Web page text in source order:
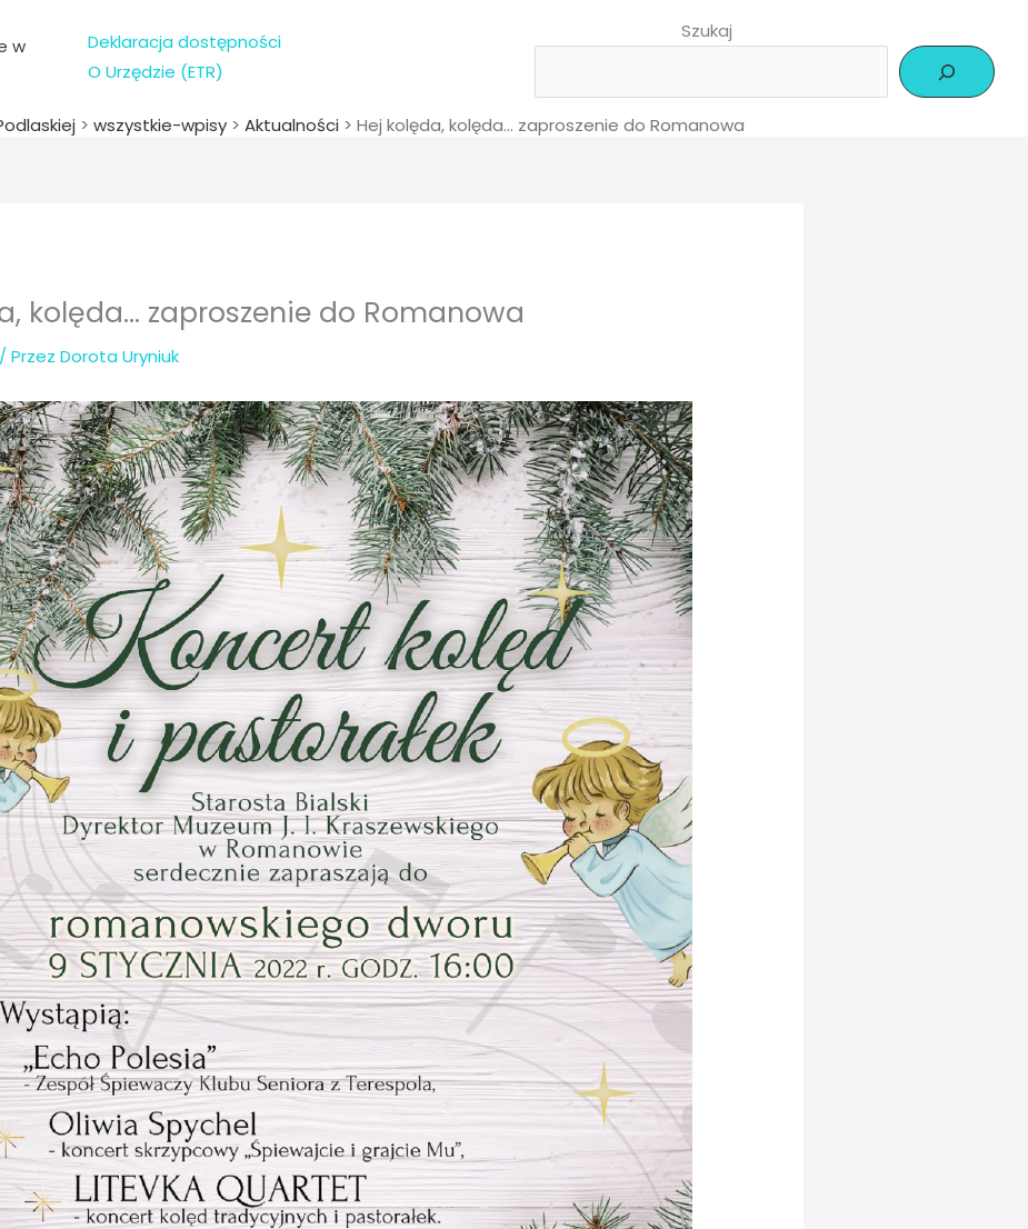
w
Deklaracja dostępności
O Urzędzie (ETR)
Szukaj
> wszystkie-wpisy > Aktualności > Hej kolęda, kolęda… zaproszenie do Romanowa
kolęda… zaproszenie do Romanowa
/ PrzezDorota Uryniuk